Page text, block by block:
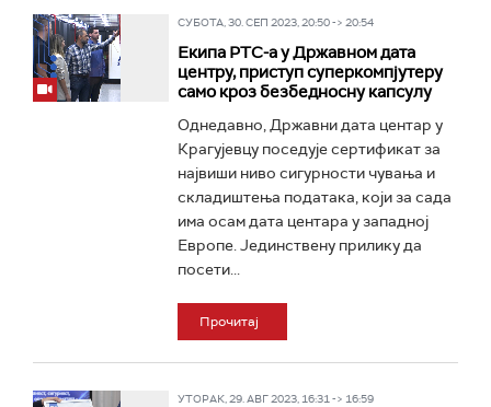
СУБОТА, 30. СЕП 2023, 20:50 -> 20:54
Екипа РТС-а у Државном дата
центру, приступ суперкомпјутеру
само кроз безбедносну капсулу
Однедавно, Државни дата центар у
Крагујевцу поседује сертификат за
највиши ниво сигурности чувања и
складиштења података, који за сада
има осам дата центара у западној
Европе. Јединствену прилику да
посети...
Прочитај
УТОРАК, 29. АВГ 2023, 16:31 -> 16:59